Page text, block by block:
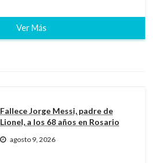
Ver Más
Fallece Jorge Messi, padre de
Lionel, a los 68 años en Rosario
agosto 9, 2026